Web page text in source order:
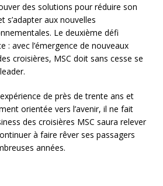
des solutions pour réduire son
s’adapter aux nouvelles
Le deuxième défi
: avec l’émergence de nouveaux
croisières, MSC doit sans cesse se
de près de trente ans et
orientée vers l’avenir, il ne fait
des croisières MSC saura relever
à faire rêver ses passagers
années.